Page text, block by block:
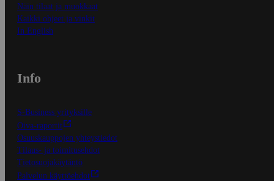
Näin tilaat ja muokkaat
Kaikki ohjeet ja vinkit
In English
Info
S-Business yrityksille
Oiva-raportit
Osuuskauppojen yhteystiedot
Tilaus- ja toimitusehdot
Tietosuojakäytäntö
Palvelun käyttöehdot